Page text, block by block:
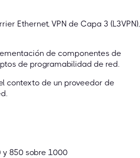
Ethernet, VPN de Capa 3 (L3VPN),
de componentes de
de programabilidad de red.
contexto de un proveedor de
850 sobre 1000